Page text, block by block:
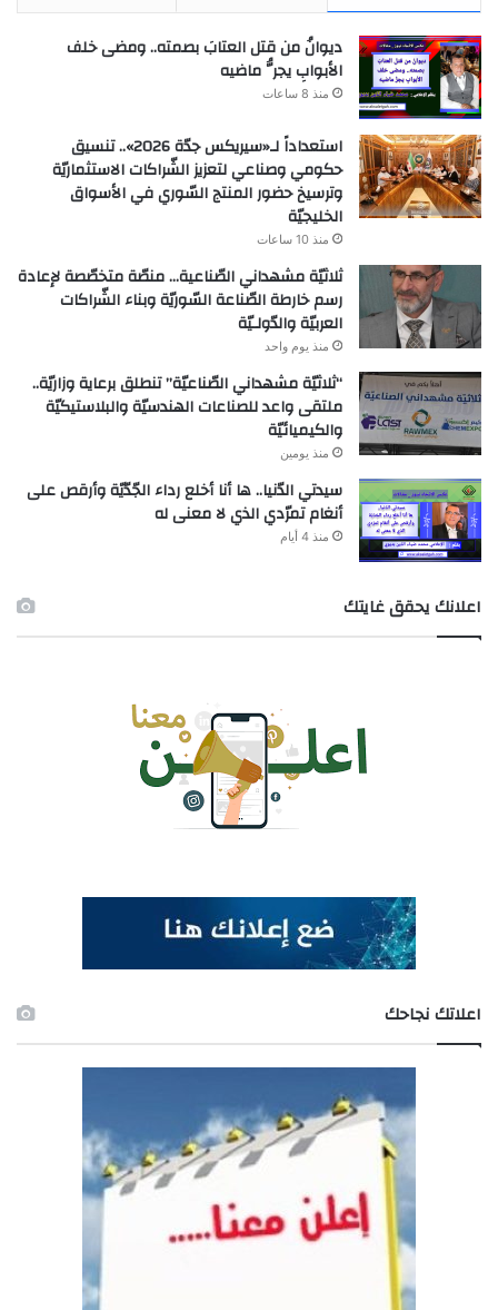
ديوانُ من قتل العتابَ بصمته.. ومضى خلف
الأبوابِ يجرُّ ماضيه
منذ 8 ساعات
استعداداً لـ«سيريكس جدّة 2026».. تنسيق
حكومي وصناعي لتعزيز الشّراكات الاستثماريّة
وترسيخ حضور المنتج السّوري في الأسواق
الخليجيّة
منذ 10 ساعات
ثلاثيّة مشهداني الصّناعية… منصّة متخصّصة لإعادة
رسم خارطة الصّناعة السّوريّة وبناء الشّراكات
العربيّة والدّولـيّة
منذ يوم واحد
“ثلاثيّة مشهداني الصّناعيّة” تنطلق برعاية وزاريّة..
ملتقى واعد للصناعات الهندسيّة والبلاستيكيّة
والكيميائيّة
منذ يومين
سيدتي الدّنيا.. ها أنا أخلع رداء الجّدّيّة وأرقص على
أنغام تمرّدي الذي لا معنى له
منذ 4 أيام
اعلانك يحقق غايتك
اعلاتك نجاحك